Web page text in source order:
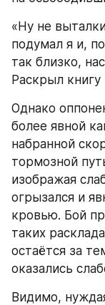
«Ну не
подумал я и,
так близко,
Раскрыл книгу
Однако
более явной
набранной
тормозной
изображая
огрызался и
кровью. Бой
таких
остаётся за
оказались
Видимо,